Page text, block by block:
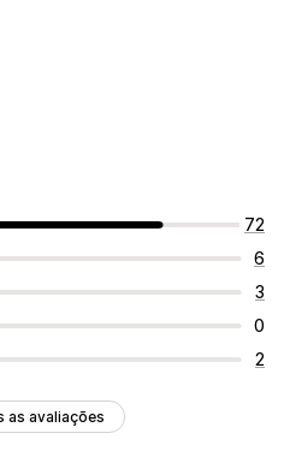
móveis
72
6
3
0
2
as avaliações